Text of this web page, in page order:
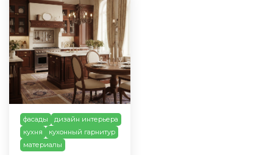
фасады
дизайн интерьера
кухня
кухонный гарнитур
материалы